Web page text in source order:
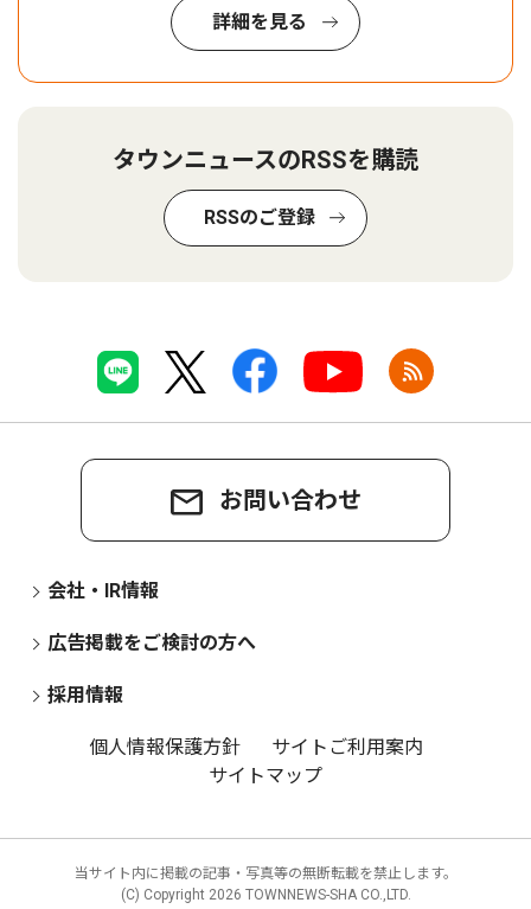
詳細を見る
タウンニュースのRSSを購読
RSSのご登録
お問い合わせ
会社・IR情報
広告掲載をご検討の方へ
採用情報
個人情報保護方針
サイトご利用案内
サイトマップ
当サイト内に掲載の記事・写真等の無断転載を禁止します。
(C) Copyright 2026 TOWNNEWS-SHA CO.,LTD.